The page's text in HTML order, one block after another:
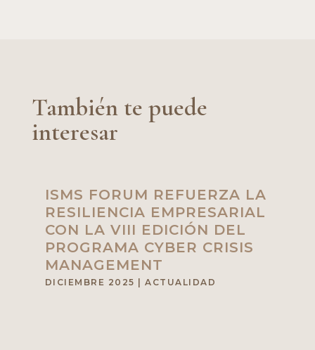
También te puede
interesar
ISMS FORUM REFUERZA LA
RESILIENCIA EMPRESARIAL
CON LA VIII EDICIÓN DEL
PROGRAMA CYBER CRISIS
MANAGEMENT
DICIEMBRE 2025 |ACTUALIDAD